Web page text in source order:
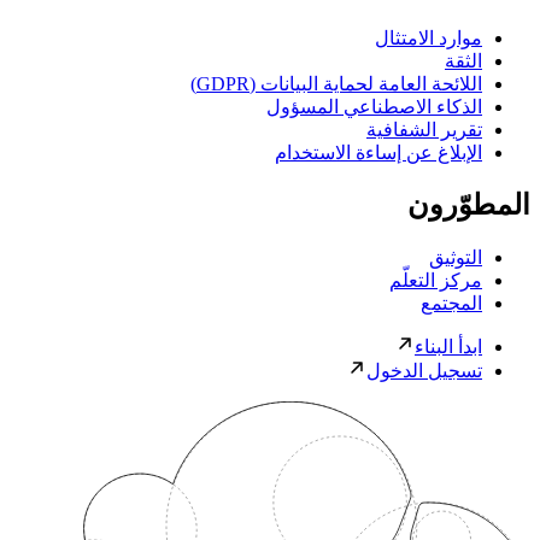
موارد الامتثال
الثقة
اللائحة العامة لحماية البيانات (GDPR)
الذكاء الاصطناعي المسؤول
تقرير الشفافية
الإبلاغ عن إساءة الاستخدام
المطوّرون
التوثيق
مركز التعلّم
المجتمع
ابدأ البناء
تسجيل الدخول